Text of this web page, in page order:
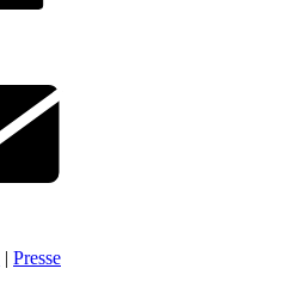
| Presse